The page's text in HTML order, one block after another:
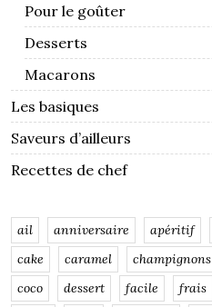
Pour le goûter
Desserts
Macarons
Les basiques
Saveurs d’ailleurs
Recettes de chef
ail anniversaire apéritif
cake
caramel champignons
coco
dessert facile frais